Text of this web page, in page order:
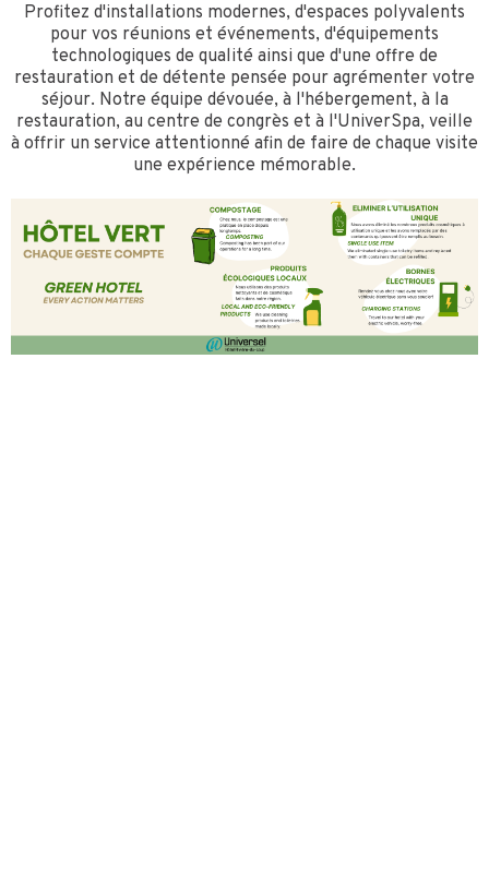
Profitez d'installations modernes, d'espaces polyvalents
pour vos réunions et événements, d'équipements
technologiques de qualité ainsi que d'une offre de
restauration et de détente pensée pour agrémenter votre
séjour. Notre équipe dévouée, à l'hébergement, à la
restauration, au centre de congrès et à l'UniverSpa, veille
à offrir un service attentionné afin de faire de chaque visite
une expérience mémorable.